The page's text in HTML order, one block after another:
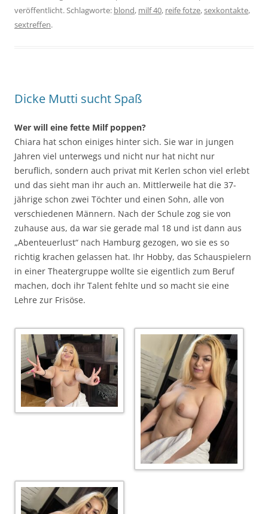
veröffentlicht. Schlagworte: blond, milf 40, reife fotze,sexkontakte,
sextreffen.
Dicke Mutti sucht Spaß
Wer will eine fette Milf poppen?
Chiara hat schon einiges hinter sich. Sie war in jungen
Jahren viel unterwegs und nicht nur hat nicht nur
beruflich, sondern auch privat mit Kerlen schon viel erlebt
und das sieht man ihr auch an. Mittlerweile hat die 37-
jährige schon zwei Töchter und einen Sohn, alle von
verschiedenen Männern. Nach der Schule zog sie von
zuhause aus, da war sie gerade mal 18 und ist dann aus
„Abenteuerlust“ nach Hamburg gezogen, wo sie es so
richtig krachen gelassen hat. Ihr Hobby, das Schauspielern
in einer Theatergruppe wollte sie eigentlich zum Beruf
machen, doch ihr Talent fehlte und so macht sie eine
Lehre zur Frisöse.